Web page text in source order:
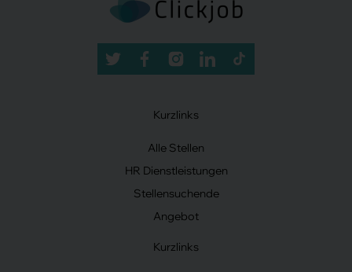
Kurzlinks
Alle Stellen
HR Dienstleistungen
Stellensuchende
Angebot
Kurzlinks